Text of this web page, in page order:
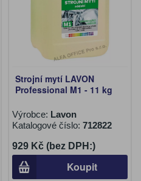
Strojní mytí LAVON
Professional M1 - 11 kg
Výrobce: Lavon
Katalogové číslo: 712822
929 Kč (bez DPH:)
Koupit